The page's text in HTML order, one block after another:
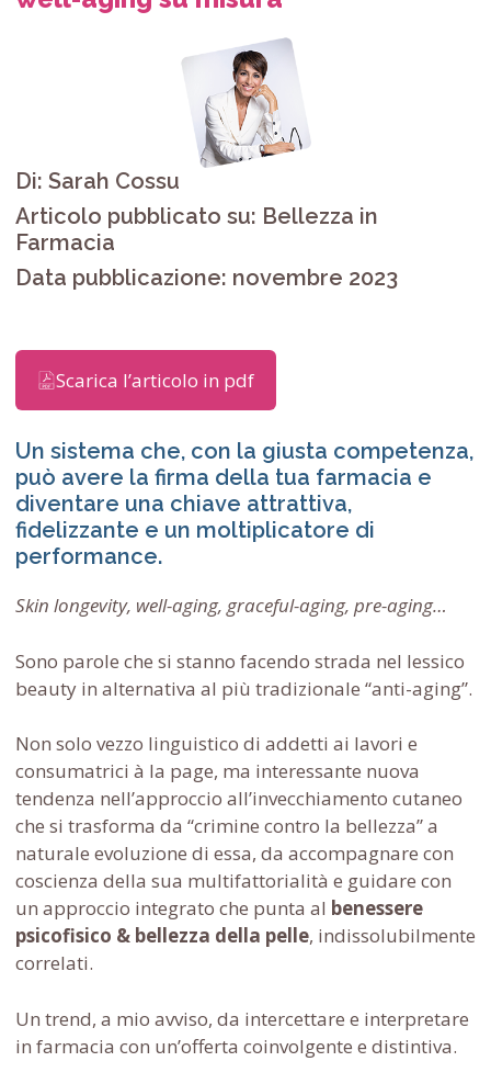
Di: Sarah Cossu
Articolo pubblicato su: Bellezza in
Farmacia
Data pubblicazione: novembre 2023
Scarica l’articolo in pdf
Un sistema che, con la giusta competenza,
può avere la firma della tua farmacia e
diventare una chiave attrattiva,
fidelizzante e un moltiplicatore di
performance.
Skin longevity, well-aging, graceful-aging, pre-aging…
Sono parole che si stanno facendo strada nel lessico
beauty in alternativa al più tradizionale “anti-aging”.
Non solo vezzo linguistico di addetti ai lavori e
consumatrici à la page, ma interessante nuova
tendenza nell’approccio all’invecchiamento cutaneo
che si trasforma da “crimine contro la bellezza” a
naturale evoluzione di essa, da accompagnare con
coscienza della sua multifattorialità e guidare con
un approccio integrato che punta al benessere
psicofisico & bellezza della pelle, indissolubilmente
correlati.
Un trend, a mio avviso, da intercettare e interpretare
in farmacia con un’offerta coinvolgente e distintiva.